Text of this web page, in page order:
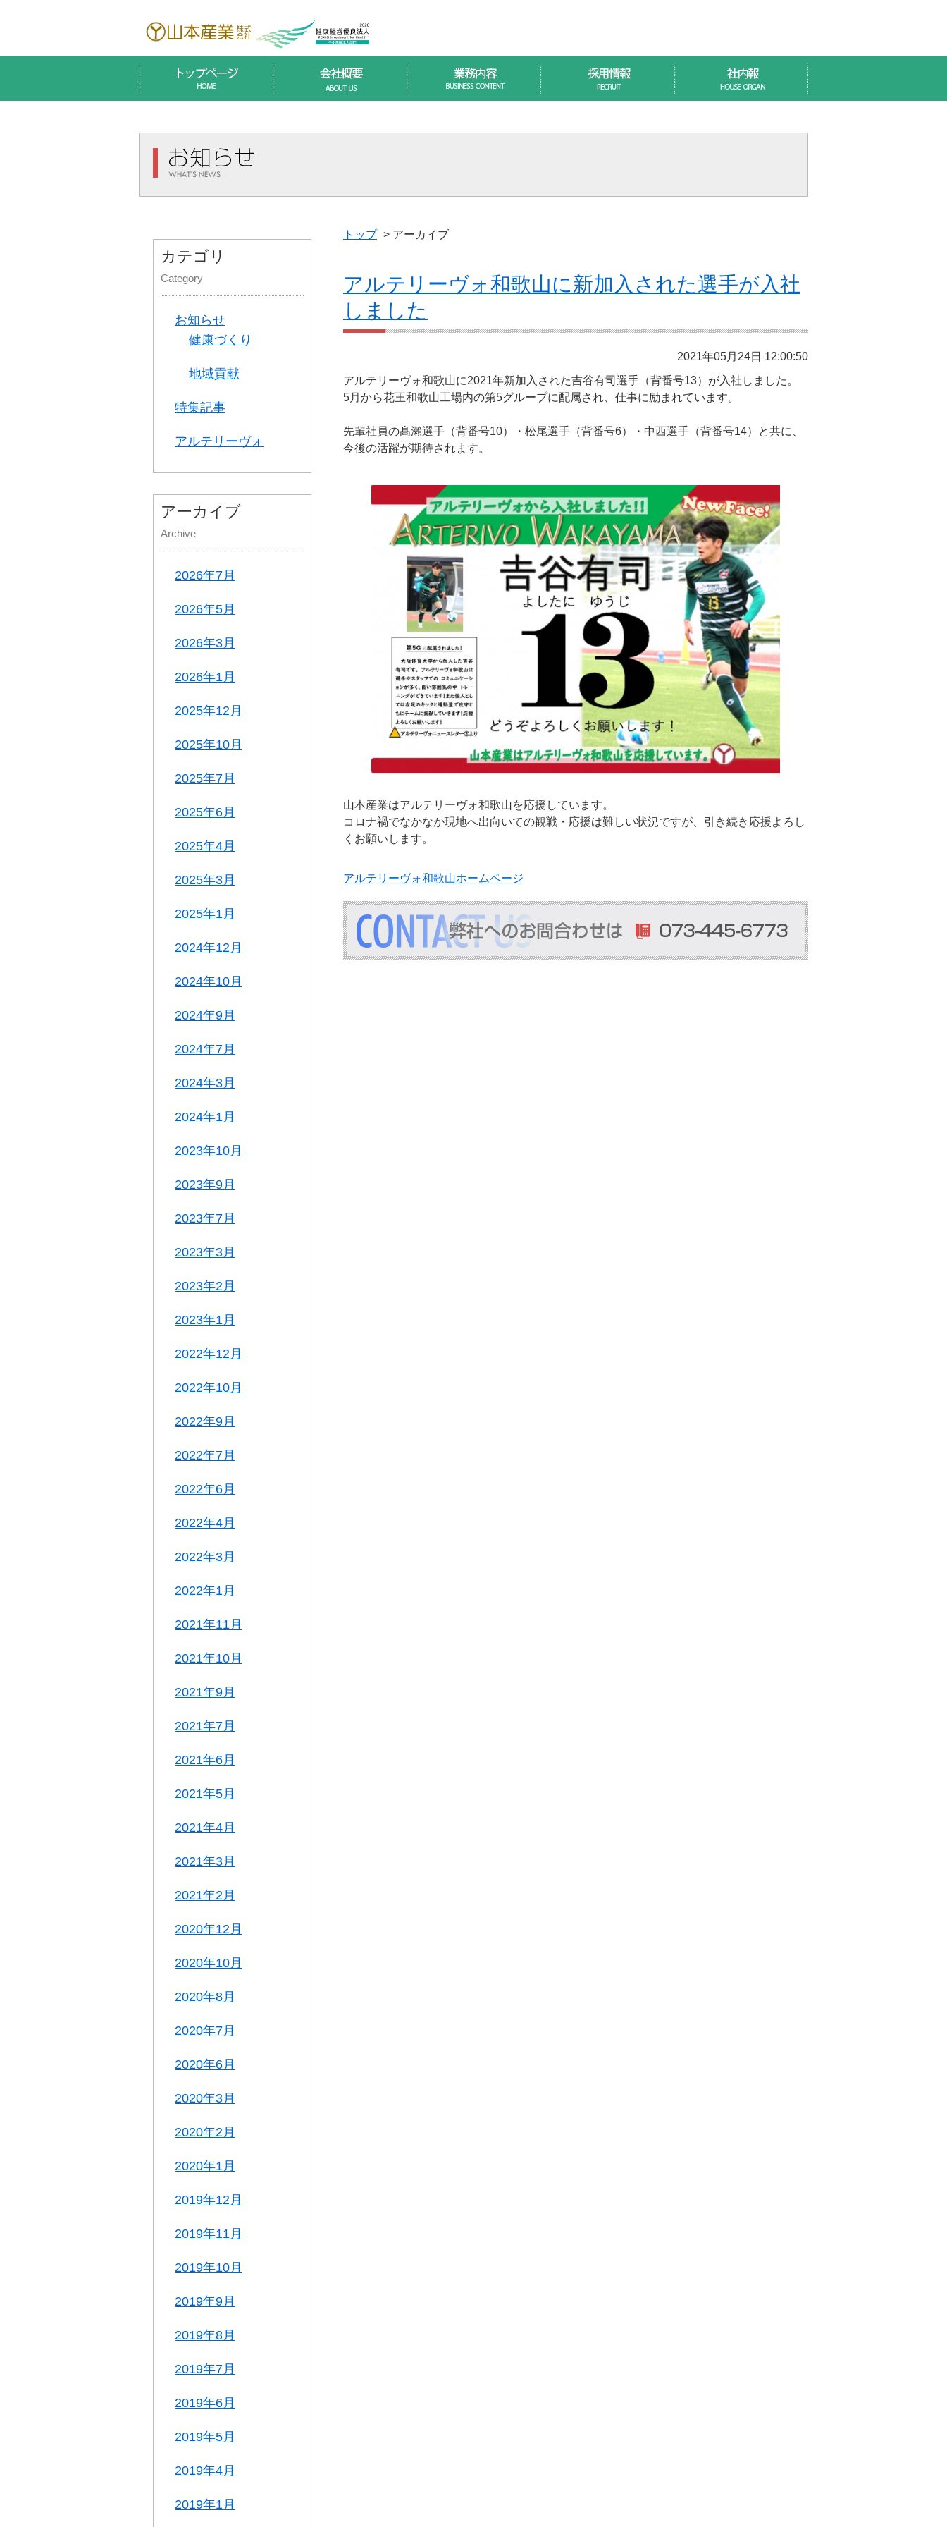
トップ > アーカイブ
アルテリーヴォ和歌山に新加入された選手が入社
しました
2021年05月24日 12:00:50
アルテリーヴォ和歌山に2021年新加入された吉谷有司選手（背番号13）が入社しました。
5月から花王和歌山工場内の第5グループに配属され、仕事に励まれています。
先輩社員の髙瀨選手（背番号10）・松尾選手（背番号6）・中西選手（背番号14）と共に、
今後の活躍が期待されます。
山本産業はアルテリーヴォ和歌山を応援しています。
コロナ禍でなかなか現地へ出向いての観戦・応援は難しい状況ですが、引き続き応援よろし
くお願いします。
アルテリーヴォ和歌山ホームページ
カテゴリ
Category
お知らせ
健康づくり
地域貢献
特集記事
アルテリーヴォ
アーカイブ
Archive
2026年7月
2026年5月
2026年3月
2026年1月
2025年12月
2025年10月
2025年7月
2025年6月
2025年4月
2025年3月
2025年1月
2024年12月
2024年10月
2024年9月
2024年7月
2024年3月
2024年1月
2023年10月
2023年9月
2023年7月
2023年3月
2023年2月
2023年1月
2022年12月
2022年10月
2022年9月
2022年7月
2022年6月
2022年4月
2022年3月
2022年1月
2021年11月
2021年10月
2021年9月
2021年7月
2021年6月
2021年5月
2021年4月
2021年3月
2021年2月
2020年12月
2020年10月
2020年8月
2020年7月
2020年6月
2020年3月
2020年2月
2020年1月
2019年12月
2019年11月
2019年10月
2019年9月
2019年8月
2019年7月
2019年6月
2019年5月
2019年4月
2019年1月